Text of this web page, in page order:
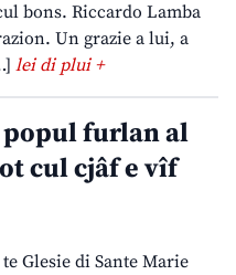
bons. Riccardo Lamba
Un grazie a lui, a
lei di plui +
popul furlan al
cul cjâf e vîf
Glesie di Sante Marie